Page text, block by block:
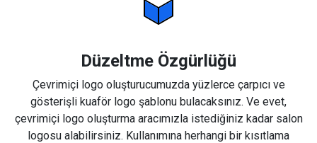
Düzeltme Özgürlüğü
Çevrimiçi logo oluşturucumuzda yüzlerce çarpıcı ve
gösterişli kuaför logo şablonu bulacaksınız. Ve evet,
çevrimiçi logo oluşturma aracımızla istediğiniz kadar salon
logosu alabilirsiniz. Kullanımına herhangi bir kısıtlama